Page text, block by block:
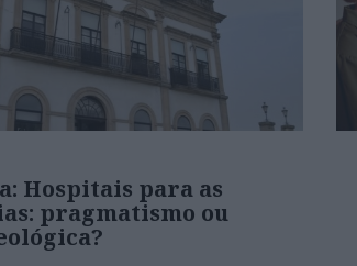
Hospitais para as
pragmatismo ou